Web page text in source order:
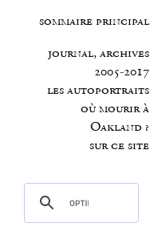
sommaire principal
journal, archives
2005-2017
les autoportraits
où mourir à
Oakland ?
sur ce site